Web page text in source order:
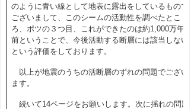
のように青い線として地表に露出をしているもので
ございまして、このシームの活動性を調べたとこ
ろ、ポツの３つ目、これができたのは約1,000万年
前ということで、今後活動する断層には該当しない
という評価をしております。
以上が地震のうちの活断層のずれの問題でござい
ます。
続いて14ページをお願いします。次に揺れの問題